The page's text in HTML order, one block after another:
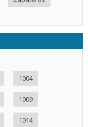
1004
1009
1014